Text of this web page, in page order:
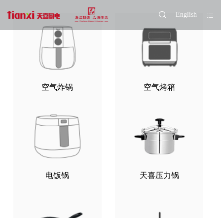
English
空气炸锅 空气烤箱
电饭锅 天喜压力锅